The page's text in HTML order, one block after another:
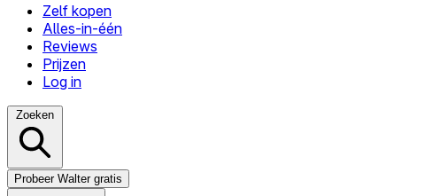
Zelf kopen
Alles-in-één
Reviews
Prijzen
Log in
Zoeken
Probeer Walter gratis